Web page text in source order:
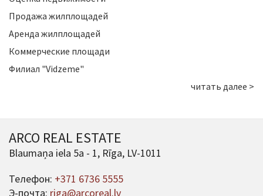
Продажа жилплощадей
Аренда жилплощадей
Коммерческие площади
Филиал "Vidzeme"
читать далее >
ARCO REAL ESTATE
Blaumaņa iela 5a - 1, Rīga, LV-1011
Телефон: +371 6736 5555
Э-почта: riga@arcoreal.lv